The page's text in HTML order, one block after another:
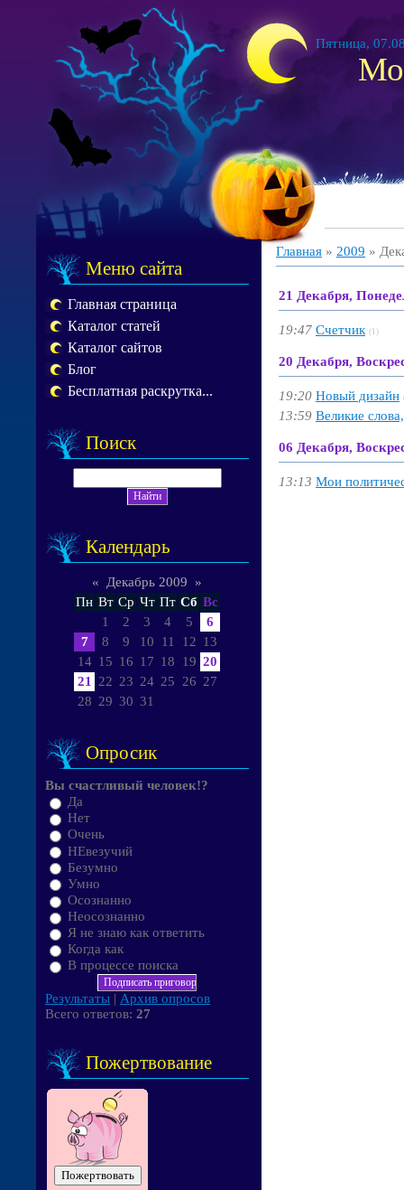
Пятница,
Меню сайта
Главная страница
Каталог статей
Каталог сайтов
Блог
Бесплатная раскрутка...
Поиск
Календарь
« Декабрь 2009
»
Пн Вт Ср Чт Пт Сб Вс
1
2 3 4 5
6
7
8 9 10 11 12 13
14 15 16 17 18 19 20
21
22 23 24 25 26 27
28 29 30 31
Опросик
Вы счастливый человек!?
Да
Нет
Очень
НЕвезучий
Безумно
Умно
Осознанно
Неосознанно
Я не знаю как ответить
Когда как
В процессе поиска
Результаты | Архив опросов
Всего ответов: 27
Пожертвование
Главная » 2009 »
21 Декабря,
19:47 Счетчик (1)
20 Декабря,
19:20 Новый дизайн
13:59 Великие
06 Декабря,
13:13 Мои